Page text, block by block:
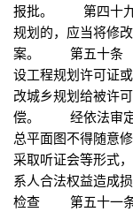
报批。 第四十九
规划的，应当将修
案。 第五十条 在
设工程规划许可证
改城乡规划给被许
偿。 经依法审定
总平面图不得随意
采取听证会等形式
系人合法权益造成
检查 第五十一条